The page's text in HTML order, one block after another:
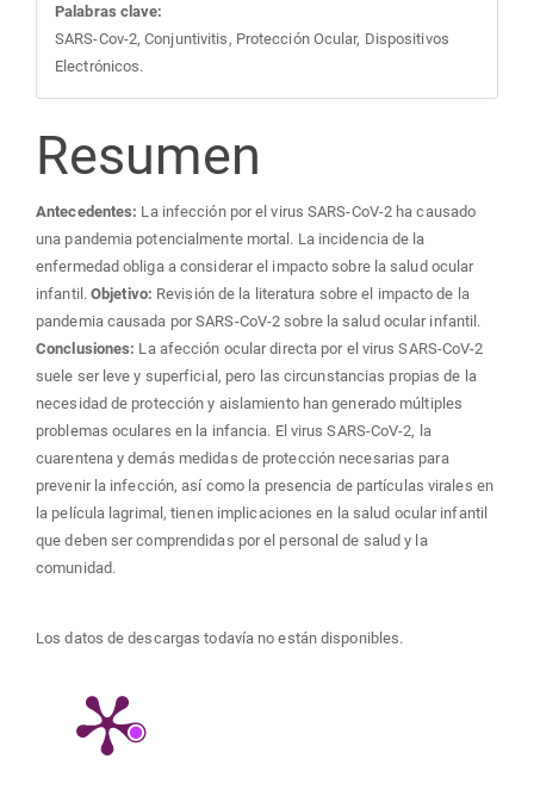
Palabras clave:
SARS-Cov-2, Conjuntivitis, Protección Ocular, Dispositivos
Electrónicos.
Contenido
principal
del
artículo
Resumen
Antecedentes: La infección por el virus SARS-CoV-2 ha causado
una pandemia potencialmente mortal. La incidencia de la
enfermedad obliga a considerar el impacto sobre la salud ocular
infantil. Objetivo: Revisión de la literatura sobre el impacto de la
pandemia causada por SARS-CoV-2 sobre la salud ocular infantil.
Conclusiones: La afección ocular directa por el virus SARS-CoV-2
suele ser leve y superficial, pero las circunstancias propias de la
necesidad de protección y aislamiento han generado múltiples
problemas oculares en la infancia. El virus SARS-CoV-2, la
cuarentena y demás medidas de protección necesarias para
prevenir la infección, así como la presencia de partículas virales en
la película lagrimal, tienen implicaciones en la salud ocular infantil
que deben ser comprendidas por el personal de salud y la
comunidad.
Los datos de descargas todavía no están disponibles.